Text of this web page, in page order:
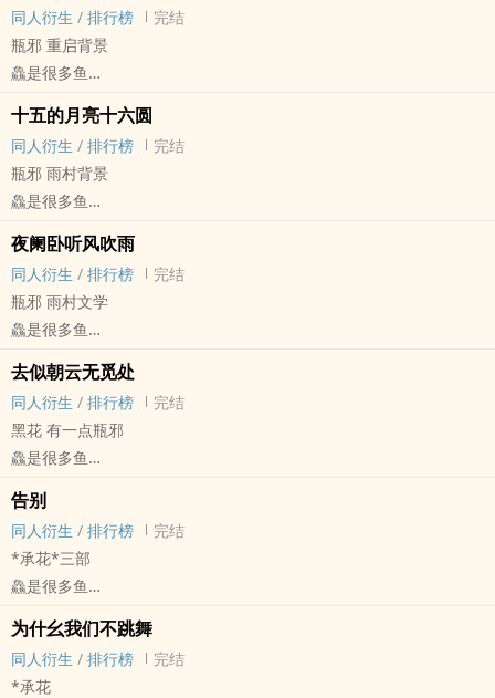
同人衍生 / 排行榜
完结
瓶邪 重启背景
鱻是很多鱼
盗笔[盗墓笔记] - 瓶邪[张起灵/吴邪] 同人衍生 - 小说同人
BL - 短篇 - 完结
十五的月亮十六圆
同人衍生 / 排行榜
完结
瓶邪 雨村背景
鱻是很多鱼
盗笔[盗墓笔记] - 瓶邪[张起灵/吴邪] 同人衍生 - 小说同人
BL - 短篇 - 完结
夜阑卧听风吹雨
同人衍生 / 排行榜
完结
瓶邪 雨村文学
鱻是很多鱼
BL - 短篇 - 完结
去似朝云无觅处
同人衍生 / 排行榜
完结
黑花 有一点瓶邪
鱻是很多鱼
BL - 短篇 - 完结
告别
同人衍生 / 排行榜
完结
*承花*三部
鱻是很多鱼
漫同人
BL - 短篇 - 完结
为什幺我们不跳舞
同人衍生 / 排行榜
完结
*承花